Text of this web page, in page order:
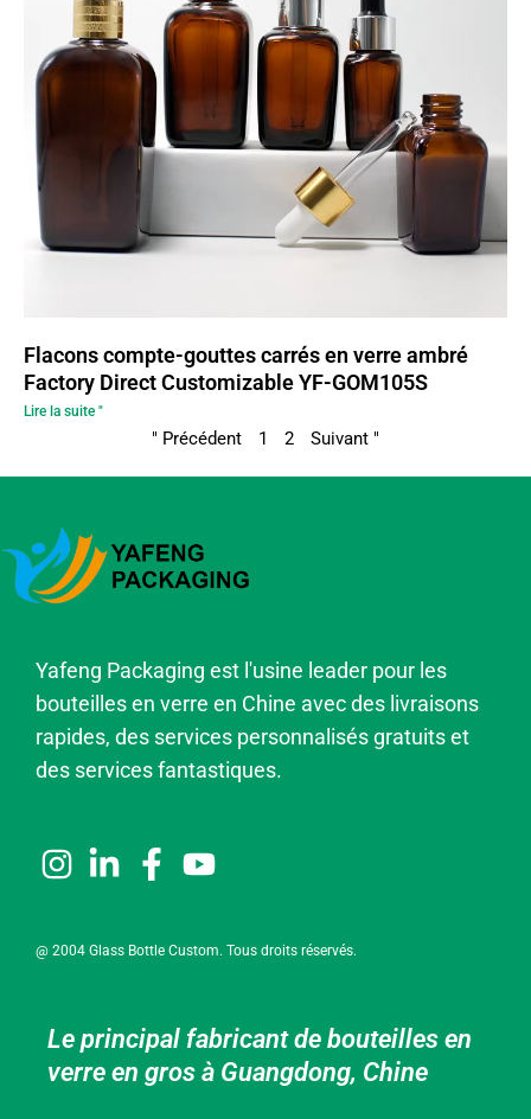
Flacons compte-gouttes carrés en verre ambré
Factory Direct Customizable YF-GOM105S
Lire la suite "
" Précédent 1 2 Suivant "
Yafeng Packaging est l'usine leader pour les
bouteilles en verre en Chine avec des livraisons
rapides, des services personnalisés gratuits et
des services fantastiques.
@ 2004 Glass Bottle Custom. Tous droits réservés.
Le principal fabricant de bouteilles en
verre en gros à Guangdong, Chine